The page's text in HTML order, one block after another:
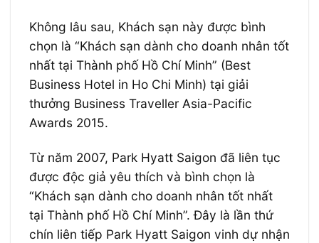
Không lâu sau, Khách sạn này được bình
chọn là “Khách sạn dành cho doanh nhân tốt
nhất tại Thành phố Hồ Chí Minh” (Best
Business Hotel in Ho Chi Minh) tại giải
thưởng Business Traveller Asia-Pacific
Awards 2015.
Từ năm 2007, Park Hyatt Saigon đã liên tục
được độc giả yêu thích và bình chọn là
“Khách sạn dành cho doanh nhân tốt nhất
tại Thành phố Hồ Chí Minh”. Đây là lần thứ
chín liên tiếp Park Hyatt Saigon vinh dự nhận